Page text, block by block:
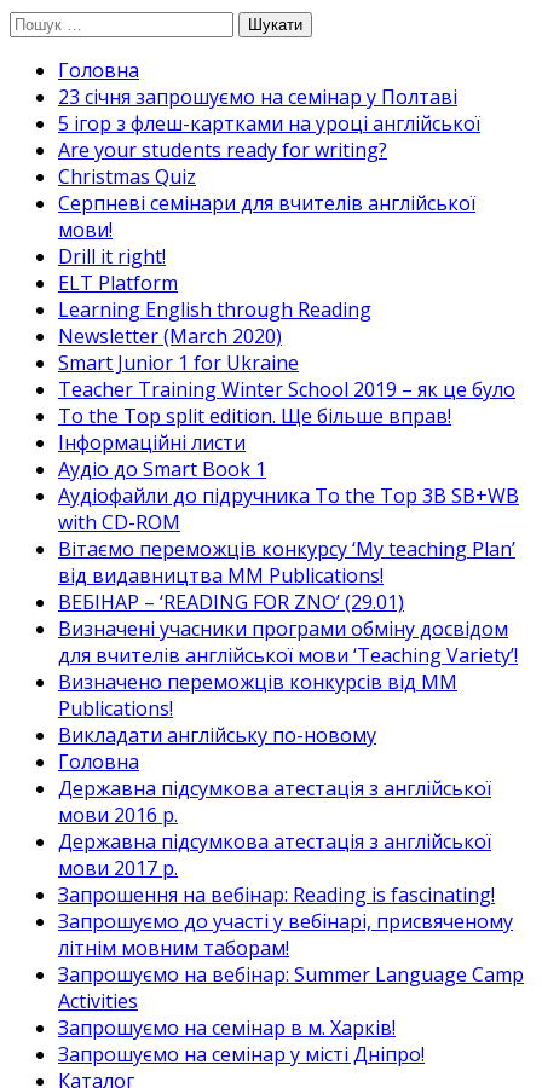
Перейти
вмісту
Пошук:
Головна
23 січня запрошуємо на семінар у Полтаві
5 ігор з флеш-картками на уроці англійської
Are your students ready for writing?
Christmas Quiz
Cерпневі семінари для вчителів англійської
мови!
Drill it right!
ELT Platform
Learning English through Reading
Newsletter (March 2020)
Smart Junior 1 for Ukraine
Teacher Training Winter School 2019 – як це було
To the Top split edition. Ще більше вправ!
Інформаційні листи
Аудіо до Smart Book 1
Аудіофайли до підручника To the Top 3B SB+WB
with CD-ROM
Вітаємо переможців конкурсу ‘My teaching Plan’
від видавництва MM Publications!
ВЕБІНАР – ‘READING FOR ZNO’ (29.01)
Визначені учасники програми обміну досвідом
для вчителів англійської мови ‘Teaching Variety’!
Визначено переможців конкурсів від MM
Publications!
Викладати англійську по-новому
Головна
Державна підсумкова атестація з англійської
мови 2016 р.
Державна підсумкова атестація з англійської
мови 2017 р.
Запрошення на вебінар: Reading is fascinating!
Запрошуємо до участі у вебінарі, присвяченому
літнім мовним таборам!
Запрошуємо на вебінар: Summer Language Camp
Activities
Запрошуємо на семінар в м. Харків!
Запрошуємо на семінар у місті Дніпро!
Каталог